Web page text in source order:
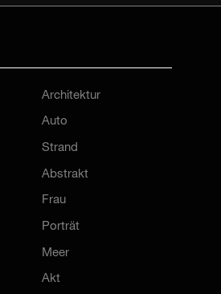
Architektur
Auto
Strand
Abstrakt
Frau
Porträt
Meer
Akt